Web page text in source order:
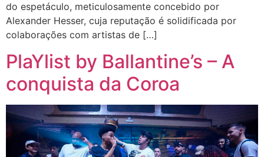
do espetáculo, meticulosamente concebido por
Alexander Hesser, cuja reputação é solidificada por
colaborações com artistas de […]
PlaYlist by Ballantine’s – A
conquista da Coroa